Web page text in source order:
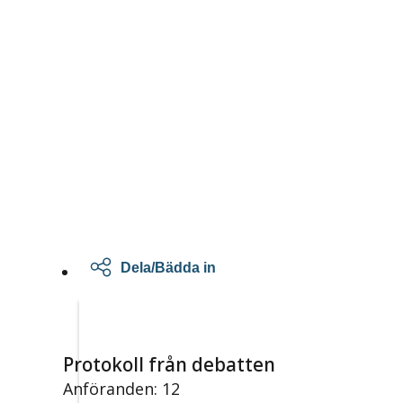
Dela/Bädda in
Protokoll från debatten
Anföranden: 12